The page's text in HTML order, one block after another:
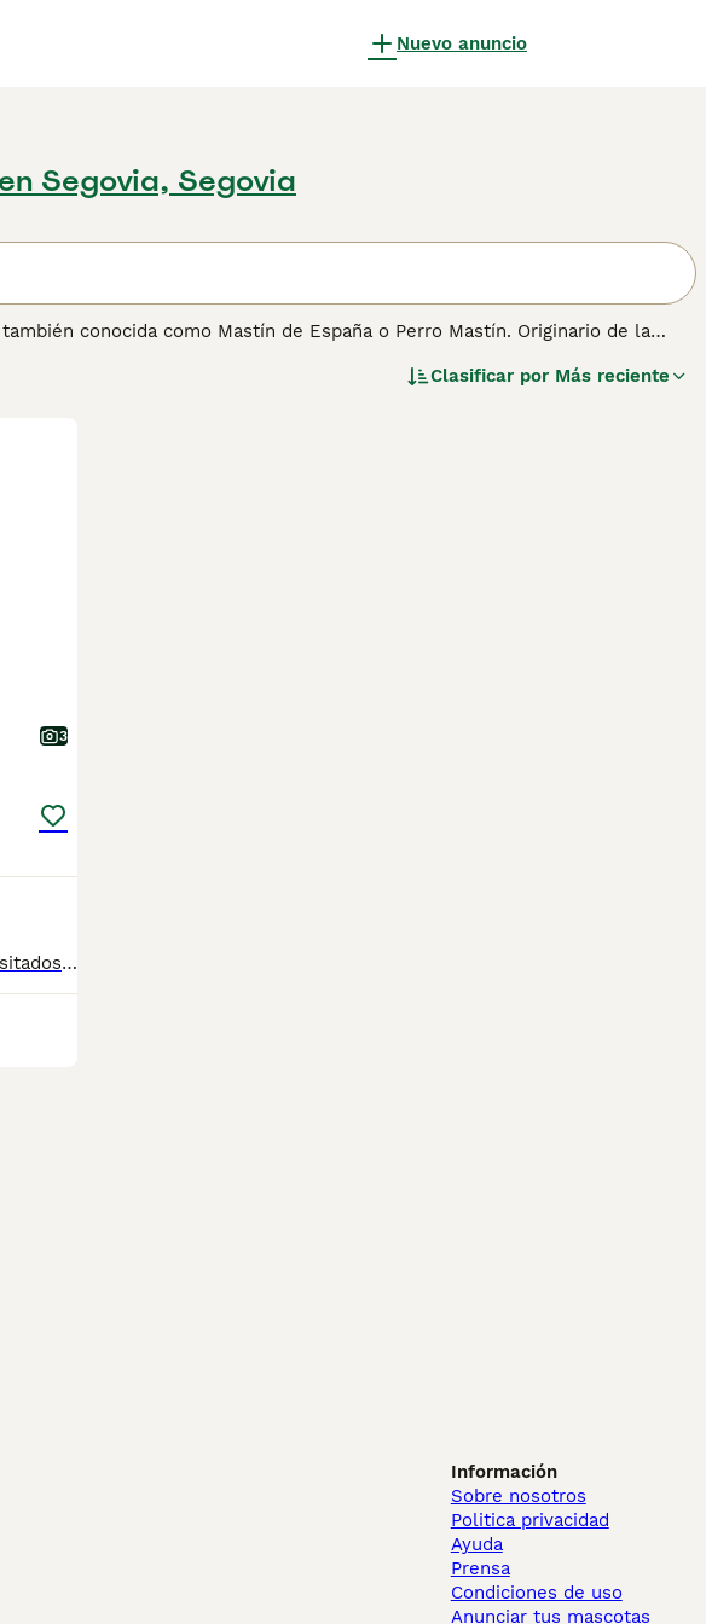
Nuevo anuncio
en Segovia, Segovia
conocida como Mastín de España o Perro Mastín. Originario de la
un excelente guardián y protector. A pesar de su imponente tamaño, es
Clasificar por Más reciente
3
Excelentes cachorros criados en familia,vacunados,desparasitados,excelente carácter las mejores líneas de sangre tlfn 676572107
Información
Sobre nosotros
Politica privacidad
Ayuda
Prensa
Condiciones de uso
Anunciar tus mascotas